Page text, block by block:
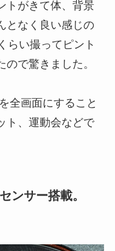
トがきて体、背景
となく良い感じの
らい撮ってピント
で驚きました。
全画面にすること
ト、運動会などで
ンサー搭載。